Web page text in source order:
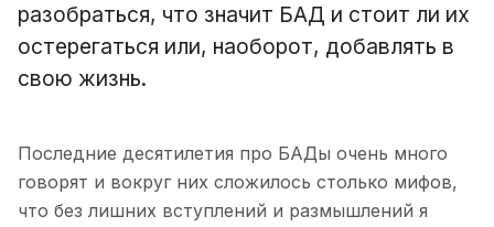
разобраться, что значит БАД и стоит ли их
остерегаться или, наоборот, добавлять в
свою жизнь.
Последние десятилетия про БАДы очень много
говорят и вокруг них сложилось столько мифов,
что без лишних вступлений и размышлений я